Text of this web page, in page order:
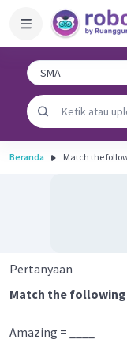
Beranda Match the
Pertanyaan
Match the
Amazing = ____